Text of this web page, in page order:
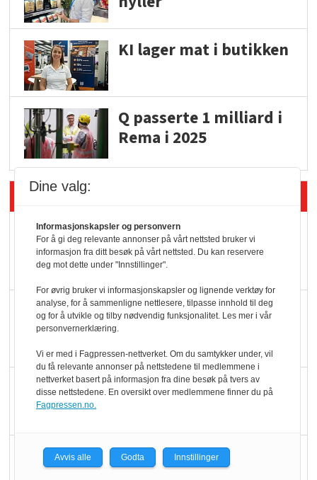
KI lager mat i butikken
Q passerte 1 milliard i
Rema i 2025
Siste artikler - Økologisk
Kolonihagens norske
yoghurt: Trues av
melkemangel
Marit Kolby vant
Økologisk Norge sin
hederspris
Blir enklere å velge
Kolonihagen sliter
Dine valg:
Informasjonskapsler og personvern
For å gi deg relevante annonser på vårt nettsted bruker vi
informasjon fra ditt besøk på vårt nettsted. Du kan reservere
deg mot dette under "Innstillinger".
For øvrig bruker vi informasjonskapsler og lignende verktøy for
analyse, for å sammenligne nettlesere, tilpasse innhold til deg
og for å utvikle og tilby nødvendig funksjonalitet. Les mer i vår
personvernerklæring.
Vi er med i Fagpressen-nettverket. Om du samtykker under, vil
du få relevante annonser på nettstedene til medlemmene i
nettverket basert på informasjon fra dine besøk på tvers av
disse nettstedene. En oversikt over medlemmene finner du på
Fagpressen.no.
Avvis alle Godta Innstillinger